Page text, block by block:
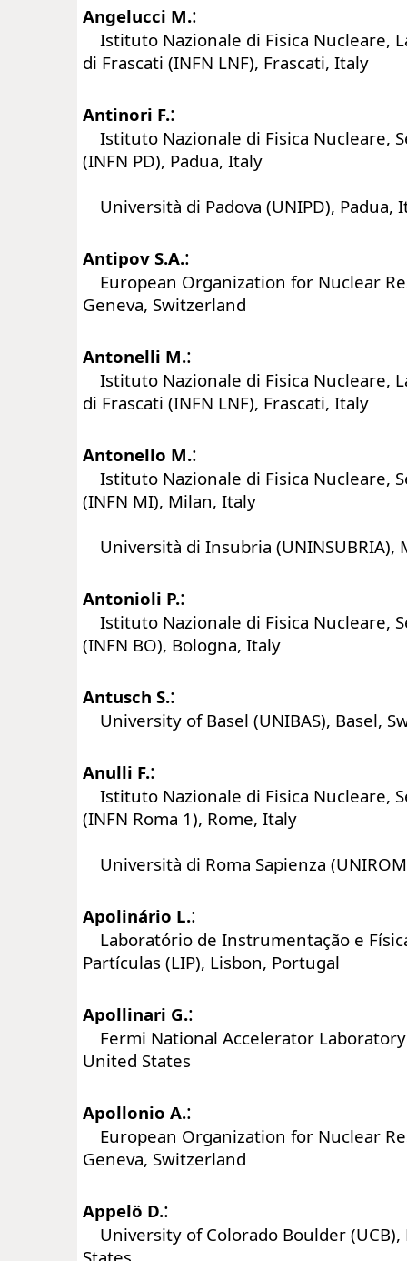
Angelucci M.:
Istituto Nazionale di Fisica Nucleare,
di Frascati (INFN LNF), Frascati, Italy
Antinori F.:
Istituto Nazionale di Fisica Nucleare,
(INFN PD), Padua, Italy
Università di Padova (UNIPD), Padua,
Antipov S.A.:
European Organization for Nuclear
Geneva, Switzerland
Antonelli M.:
Istituto Nazionale di Fisica Nucleare,
di Frascati (INFN LNF), Frascati, Italy
Antonello M.:
Istituto Nazionale di Fisica Nucleare,
(INFN MI), Milan, Italy
Università di Insubria (UNINSUBRIA),
Antonioli P.:
Istituto Nazionale di Fisica Nucleare,
(INFN BO), Bologna, Italy
Antusch S.:
University of Basel (UNIBAS), Basel,
Anulli F.:
Istituto Nazionale di Fisica Nucleare,
(INFN Roma 1), Rome, Italy
Università di Roma Sapienza
Apolinário L.:
Laboratório de Instrumentação e
Partículas (LIP), Lisbon, Portugal
Apollinari G.:
Fermi National Accelerator Laboratory
United States
Apollonio A.:
European Organization for Nuclear
Geneva, Switzerland
Appelö D.:
University of Colorado Boulder (UCB),